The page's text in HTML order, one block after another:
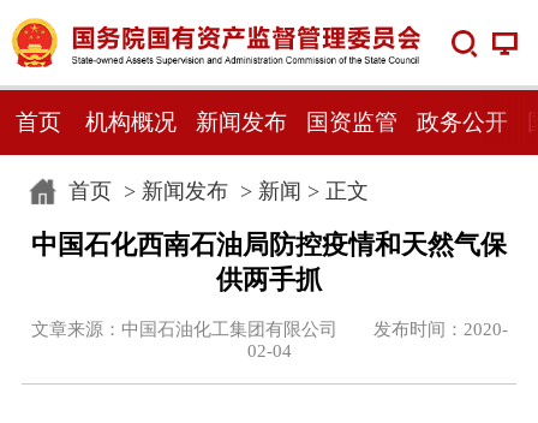
首页 机构概况 新闻发布 国资监管 政务公开
首页> 新闻发布> 新闻 > 正文
中国石化西南石油局防控疫情和天然气保
供两手抓
文章来源：中国石油化工集团有限公司 发布时间：2020-
02-04